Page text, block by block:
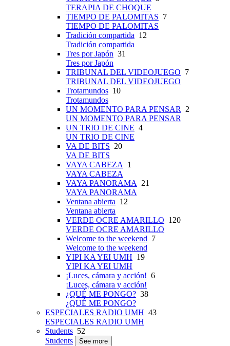
TERAPIA DE CHOQUE
TIEMPO DE PALOMITAS 7
TIEMPO DE PALOMITAS
Tradición compartida 12
Tradición compartida
Tres por Japón 31
Tres por Japón
TRIBUNAL DEL VIDEOJUEGO 7
TRIBUNAL DEL VIDEOJUEGO
Trotamundos 10
Trotamundos
UN MOMENTO PARA PENSAR
2
UN MOMENTO PARA PENSAR
UN TRIO DE CINE 4
UN TRIO DE CINE
VA DE BITS 20
VA DE BITS
VAYA CABEZA
1
VAYA CABEZA
VAYA PANORAMA
21
VAYA PANORAMA
Ventana abierta 12
Ventana abierta
VERDE OCRE AMARILLO 120
VERDE OCRE AMARILLO
Welcome to the weekend 7
Welcome to the weekend
YIPI KA YEI UMH 19
YIPI KA YEI UMH
¡Luces, cámara y acción! 6
¡Luces, cámara y acción!
¿QUÉ ME PONGO? 38
¿QUÉ ME PONGO?
ESPECIALES RADIO UMH 43
ESPECIALES RADIO UMH
Students 52
Students
See more